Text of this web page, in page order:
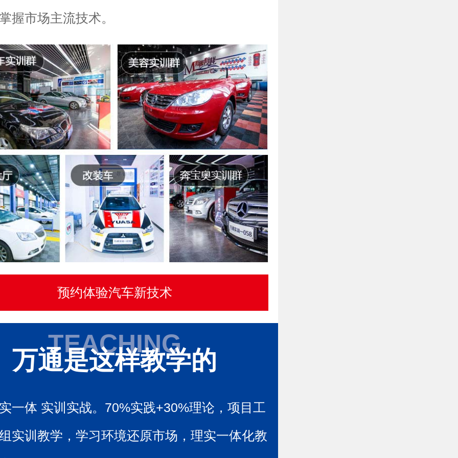
握市场主流技术。
预约体验汽车新技术
TEACHING
万通是这样教学的
一体 实训实战。70%实践+30%理论，项目工
实训教学，学习环境还原市场，理实一体化教